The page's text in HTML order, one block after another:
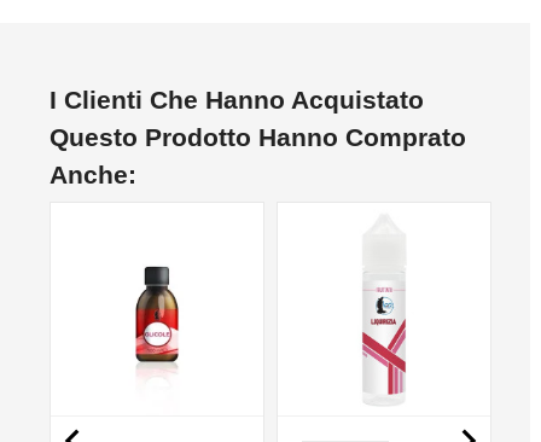
I Clienti Che Hanno Acquistato
Questo Prodotto Hanno Comprato
Anche: